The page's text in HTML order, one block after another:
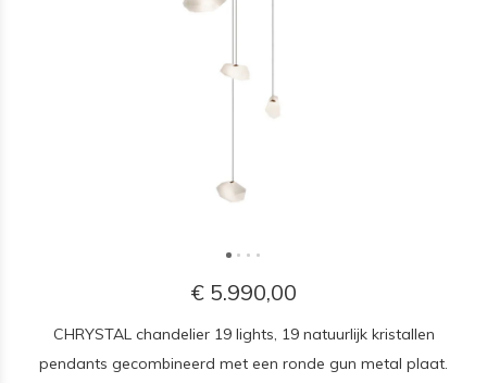
€ 5.990,00
CHRYSTAL chandelier 19 lights, 19 natuurlijk kristallen
pendants gecombineerd met een ronde gun metal plaat.